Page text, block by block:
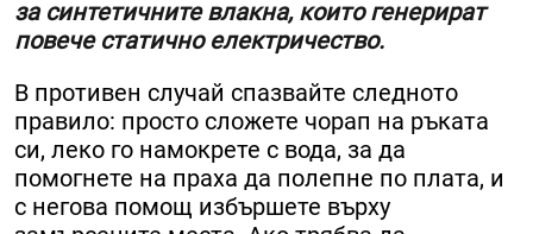
за синтетичните влакна, които генерират
повече статично електричество.
В противен случай спазвайте следното
правило: просто сложете чорап на ръката
си, леко го намокрете с вода, за да
помогнете на праха да полепне по плата, и
с негова помощ избършете върху